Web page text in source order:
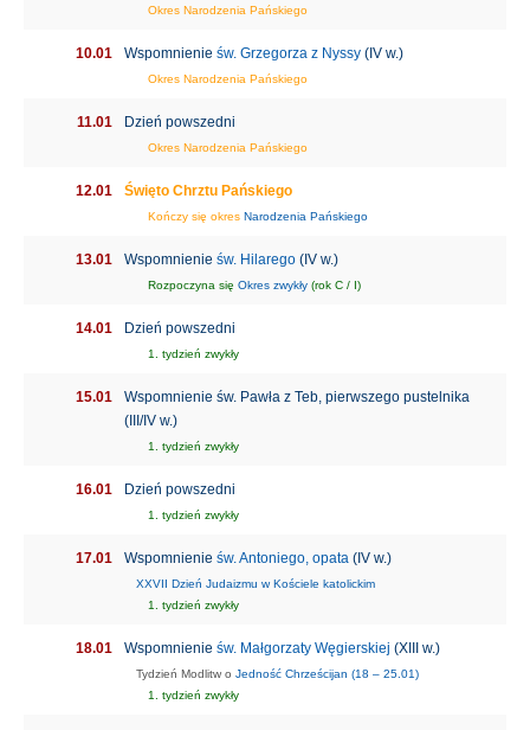
Okres Narodzenia Pańskiego
10.01 Wspomnienie św. Grzegorza z Nyssy (IV w.)
Okres Narodzenia Pańskiego
11.01 Dzień powszedni
Okres Narodzenia Pańskiego
12.01 Święto Chrztu Pańskiego
Kończy się okres Narodzenia Pańskiego
13.01 Wspomnienie św. Hilarego (IV w.)
Rozpoczyna się Okres zwykły (rok C / I)
14.01 Dzień powszedni
1. tydzień zwykły
15.01
Wspomnienie św. Pawła z Teb, pierwszego pustelnika
(III/IV w.)
1. tydzień zwykły
16.01 Dzień powszedni
1. tydzień zwykły
17.01 Wspomnienie św. Antoniego, opata (IV w.)
XXVII Dzień Judaizmu w Kościele katolickim
1. tydzień zwykły
18.01 Wspomnienie św. Małgorzaty Węgierskiej (XIII w.)
Tydzień Modlitw o Jedność Chrześcijan (18 – 25.01)
1. tydzień zwykły